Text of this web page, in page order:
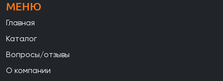
МЕНЮ
Главная
Каталог
Вопросы/отзывы
О компании